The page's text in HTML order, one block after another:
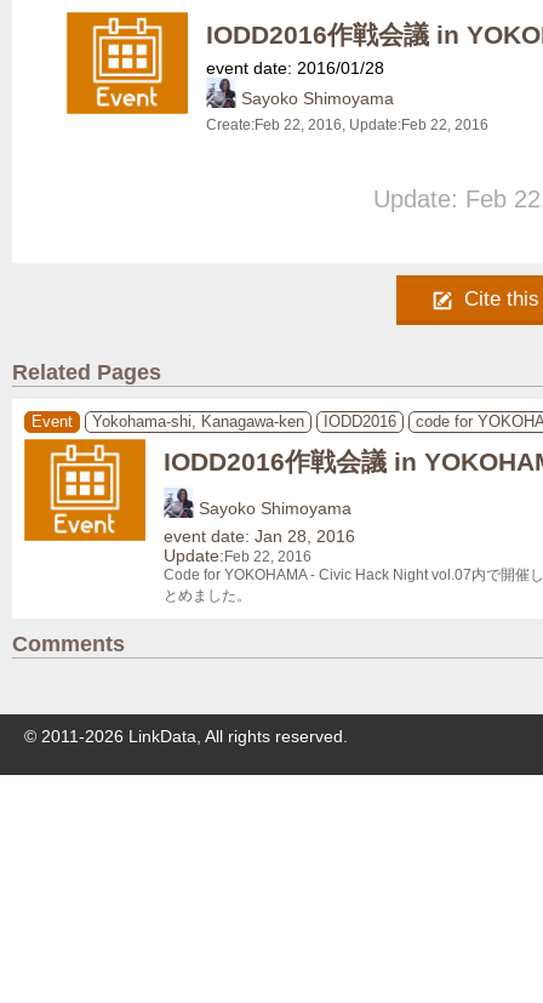
IODD2016作戦会議 in
event date: 2016/01/28
Sayoko Shimoyama
Create:Feb 22, 2016, Update:Feb 22, 2016
Update: Feb
Cite this
Related Pages
Event Yokohama-shi, Kanagawa-ken IODD2016 code for
IODD2016作戦会議 in
Sayoko Shimoyama
event date: Jan 28, 2016
Update: Feb 22, 2016
Code for YOKOHAMA - Civic Hack Night vol.07内で開催
とめました。
Comments
© 2011-2026 LinkData, All rights reserved.